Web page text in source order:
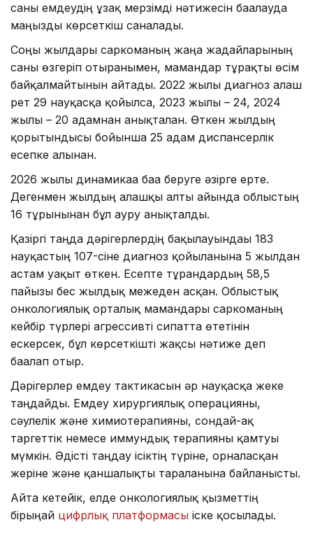
саны емдеудің ұзақ мерзімді нәтижесін бағалауда
маңызды көрсеткіш саналады.
Соңғы жылдары саркоманың жаңа жағдайларының
саны өзгеріп отырғанымен, мамандар тұрақты өсім
байқалмайтынын айтады. 2022 жылы диагноз алғаш
рет 29 науқасқа қойылса, 2023 жылы – 24, 2024
жылы – 20 адамнан анықталған. Өткен жылдың
қорытындысы бойынша 25 адам диспансерлік
есепке алынған.
2026 жылғы динамикаға баға беруге әзірге ерте.
Дегенмен жылдың алғашқы алты айында облыстың
16 тұрғынынан бұл ауру анықталды.
Қазіргі таңда дәрігерлердің бақылауындағы 183
науқастың 107-сіне диагноз қойылғанына 5 жылдан
астам уақыт өткен. Есепте тұрғандардың 58,5
пайызы бес жылдық межеден асқан. Облыстық
онкологиялық орталық мамандары саркоманың
кейбір түрлері агрессивті сипатта өтетінін
ескерсек, бұл көрсеткішті жақсы нәтиже деп
бағалап отыр.
Дәрігерлер емдеу тактикасын әр науқасқа жеке
таңдайды. Емдеу хирургиялық операцияны,
сәулелік және химиотерапияны, сондай-ақ
таргеттік немесе иммундық терапияны қамтуы
мүмкін. Әдісті таңдау ісіктің түріне, орналасқан
жеріне және қаншалықты таралғанына байланысты.
Айта кетейік, елде онкологиялық қызметтің
бірыңғай цифрлық платформасы іске қосылады.